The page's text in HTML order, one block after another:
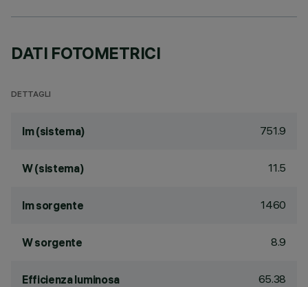
DATI FOTOMETRICI
DETTAGLI
lm (sistema) 751.9
W (sistema) 11.5
lm sorgente 1460
W sorgente 8.9
Efficienza luminosa
65.38